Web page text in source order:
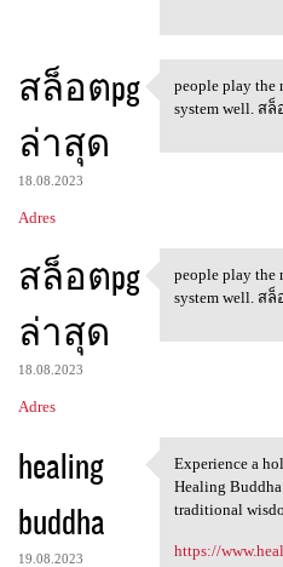
สล็อตpg
ล่าสุด
18.08.2023
Adres
people play
people play the
system well. ส
สล็อตpg
ล่าสุด
18.08.2023
Adres
people play
people play the
system well. ส
healing
buddha
19.08.2023
Experience
Experience a
Healing
traditional
https://